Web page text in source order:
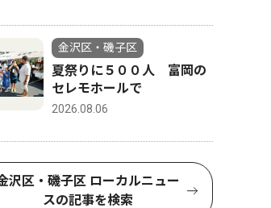
金沢区・磯子区
夏祭りに５００人 富岡の
セレモホールで
2026.08.06
沢区・磯子区 ローカルニュー
スの記事を検索